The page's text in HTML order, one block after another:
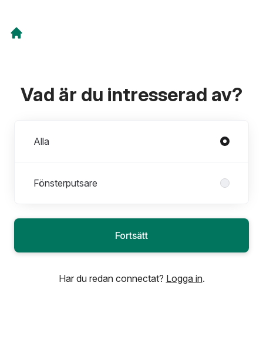
Vad är du intresserad av?
Alla
Fönsterputsare
Fortsätt
Har du redan connectat? Logga in.